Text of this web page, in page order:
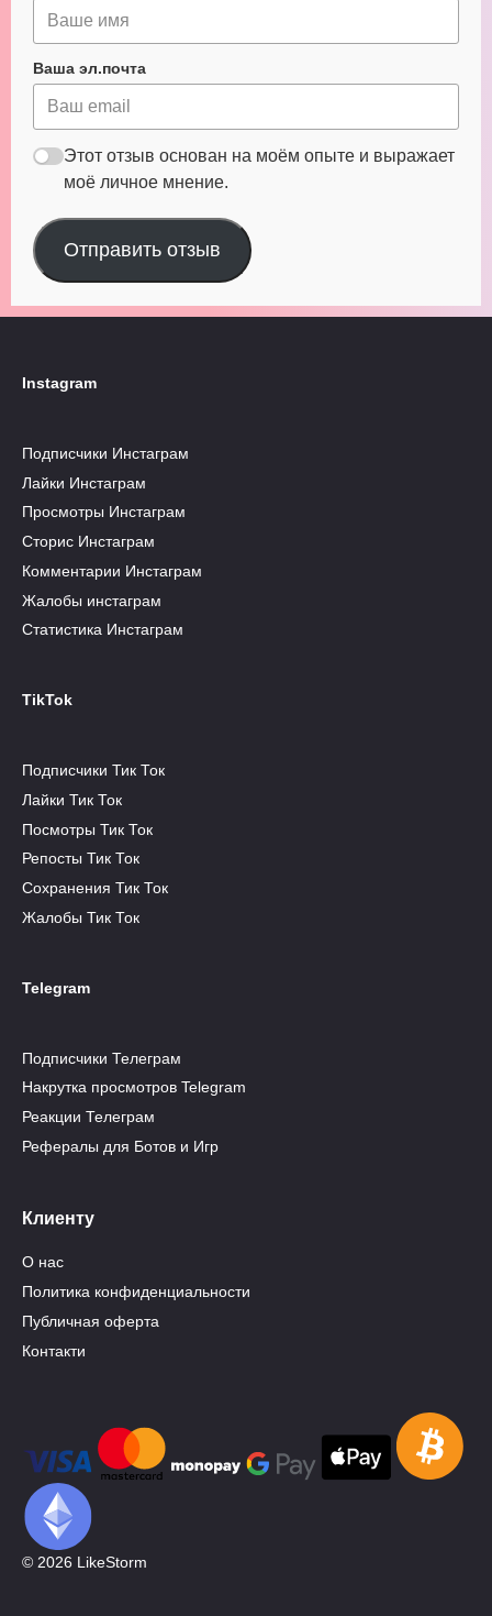
Ваша эл.почта
Этот отзыв основан на моём опыте и выражает
моё личное мнение.
Отправить отзыв
Instagram
Подписчики Инстаграм
Лайки Инстаграм
Просмотры Инстаграм
Сторис Инстаграм
Комментарии Инстаграм
Жалобы инстаграм
Статистика Инстаграм
TikTok
Подписчики Тик Ток
Лайки Тик Ток
Посмотры Тик Ток
Репосты Тик Ток
Сохранения Тик Ток
Жалобы Тик Ток
Telegram
Подписчики Телеграм
Накрутка просмотров Telegram
Реакции Телеграм
Рефералы для Ботов и Игр
Клиенту
О нас
Политика конфиденциальности
Публичная оферта
Контакти
© 2026 LikeStorm